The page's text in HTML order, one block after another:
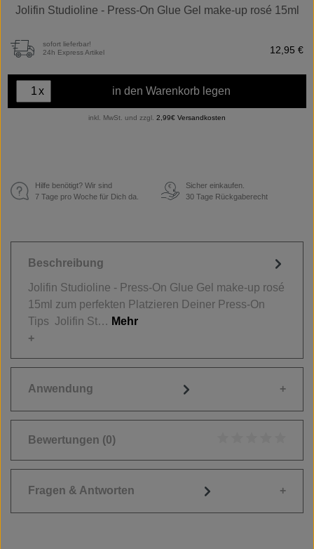
Jolifin Studioline - Press-On Glue Gel make-up rosé 15ml
sofort lieferbar!
24h Express Artikel
12,95 €
x in den Warenkorb legen
inkl. MwSt. und zzgl. 2,99€ Versandkosten
Hilfe benötigt? Wir sind
7 Tage pro Woche für Dich da.
€
Sicher einkaufen.
30 Tage Rückgaberecht
Beschreibung
Jolifin Studioline - Press-On Glue Gel make-up rosé
15ml zum perfekten Platzieren Deiner Press-On
Tips Jolifin St… Mehr
Anwendung
Bewertungen (0)
Fragen & Antworten